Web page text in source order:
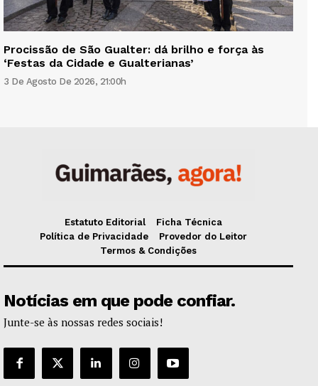
Procissão de São Gualter: dá brilho e força às
‘Festas da Cidade e Gualterianas’
3 De Agosto De 2026, 21:00h
Estatuto Editorial
Ficha Técnica
Política de Privacidade
Provedor do Leitor
Termos & Condições
Notícias em que pode confiar.
Junte-se às nossas redes sociais!